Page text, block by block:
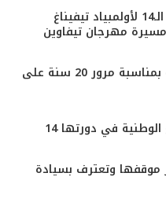
ر
k
ب
أملن.. تتويج الفائزات في الدورة الـ14 لأولمبياد تيفيناغ
مهرجان تيفاوين
مهرجان تيفاوين يكرم مؤسسيه بمناسبة مرور 20 سنة على
الوطنية في دورتها 14
موقفها وتعترف بسيادة